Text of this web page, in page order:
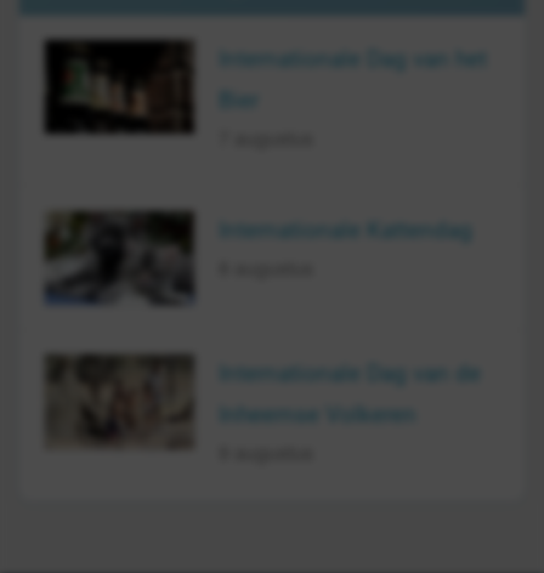
Internationale Dag van het
Internationale Kattendag
Internationale Dag van de